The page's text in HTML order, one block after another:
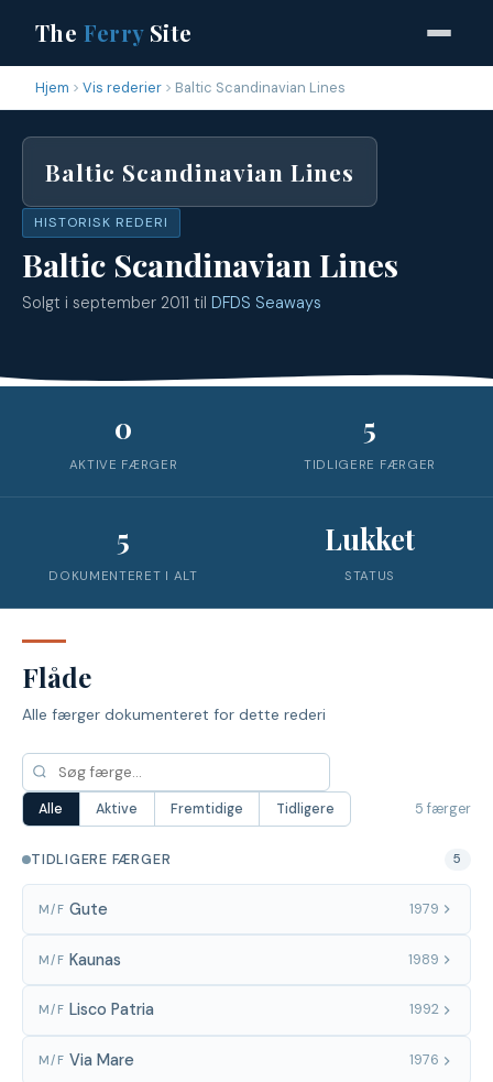
The FerrySite
Hjem Vis rederier Baltic Scandinavian Lines
Baltic Scandinavian Lines
HISTORISK REDERI
Baltic Scandinavian Lines
Solgt i september 2011 til DFDS Seaways
0
AKTIVE FÆRGER
5
TIDLIGERE FÆRGER
5
DOKUMENTERET I ALT
Lukket
STATUS
Flåde
Alle færger dokumenteret for dette rederi
Alle Aktive Fremtidige Tidligere 5 færger
TIDLIGERE FÆRGER 5
M/F Gute 1979
M/F Kaunas 1989
M/F Lisco Patria 1992
M/F Via Mare 1976